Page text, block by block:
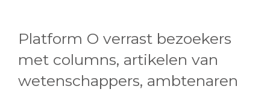
Platform O verrast bezoekers
met columns, artikelen van
wetenschappers, ambtenaren